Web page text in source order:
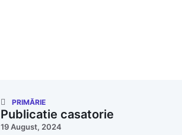
PRIMĂRIE
Publicatie casatorie
19 August, 2024